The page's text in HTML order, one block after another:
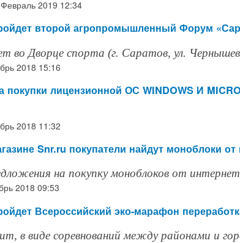
2019 12:34
второй агропромышленный Форум
во Дворце спорта (г. Саратов, ул.
2018 15:16
покупки лицензионной ОС WINDOWS И
2018 11:32
Snr.ru покупатели найдут моноблоки
на покупку моноблоков от
2018 09:53
Всероссийский эко-марафон
в виде соревнований между районами и